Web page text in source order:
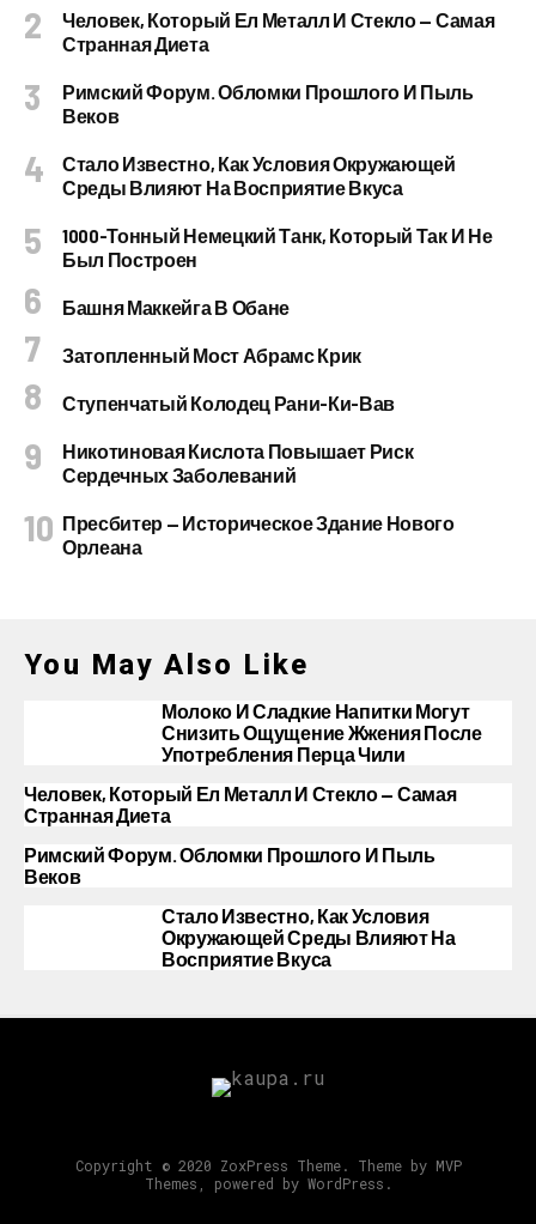
Человек, Который Ел Металл И Стекло — Самая
Странная Диета
Римский Форум. Обломки Прошлого И Пыль
Веков
Стало Известно, Как Условия Окружающей
Среды Влияют На Восприятие Вкуса
1000-Тонный Немецкий Танк, Который Так И Не
Был Построен
Башня Маккейга В Обане
Затопленный Мост Абрамс Крик
Ступенчатый Колодец Рани-Ки-Вав
Никотиновая Кислота Повышает Риск
Сердечных Заболеваний
Пресбитер — Историческое Здание Нового
Орлеана
You May Also Like
Молоко И Сладкие Напитки Могут
Снизить Ощущение Жжения После
Употребления Перца Чили
Человек, Который Ел Металл И Стекло — Самая
Странная Диета
Римский Форум. Обломки Прошлого И Пыль
Веков
Стало Известно, Как Условия
Окружающей Среды Влияют На
Восприятие Вкуса
Copyright © 2020 ZoxPress Theme. Theme by MVP
Themes, powered by WordPress.